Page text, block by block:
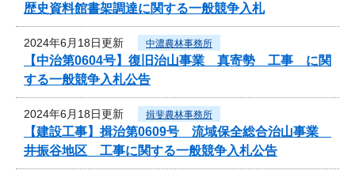
歴史資料館書架調達に関する一般競争入札
2024年6月18日更新 中濃農林事務所
【中治第0604号】復旧治山事業 真寄勢 工事 に関
する一般競争入札公告
2024年6月18日更新 揖斐農林事務所
【建設工事】揖治第0609号 流域保全総合治山事業
井振谷地区 工事に関する一般競争入札公告